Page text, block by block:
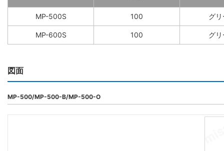
MP-500S 100 グ
MP-600S 100 グ
図面
MP-500/MP-500-B/MP-500-O